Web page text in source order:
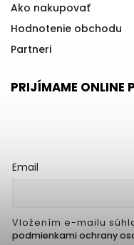
Ako nakupovať
Hodnotenie obchodu
Partneri
PRIJÍMAME ONLINE
Email
Vložením e-mailu
podmienkami ochrany